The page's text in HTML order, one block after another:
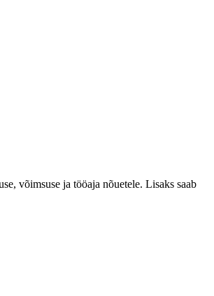
võimsuse ja tööaja nõuetele. Lisaks saab